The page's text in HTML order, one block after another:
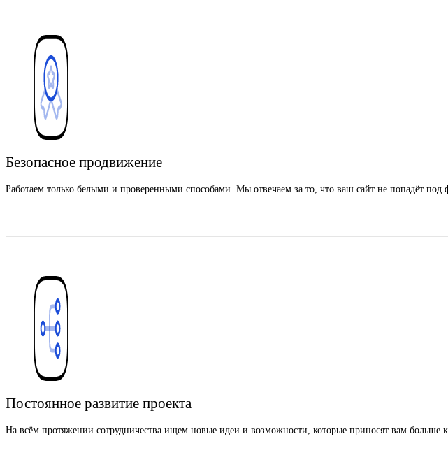
Безопасное продвижение
Работаем только белыми и проверенными способами. Мы отвечаем за то, что ваш сайт не попадёт под
Постоянное развитие проекта
На всём протяжении сотрудничества ищем новые идеи и возможности, которые приносят вам больше